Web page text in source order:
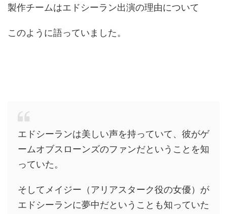
製作チームはエドシーラン出演の理由について
このように語っていました。
エドシーランは美しい声を持っていて、彼がゲ
ームオブスローンズのファンだということを知
っていた。
そしてメイジー（アリアスターク役の女優）が
エドシーランに夢中だということも知っていた